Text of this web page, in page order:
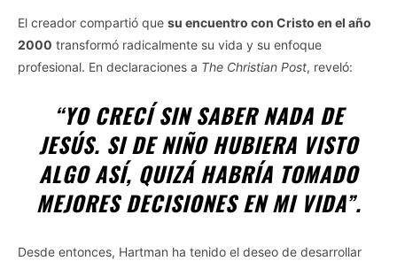
El creador compartió que su encuentro con Cristo en el año
2000 transformó radicalmente su vida y su enfoque
profesional. En declaraciones a The Christian Post, reveló:
“YO CRECÍ SIN SABER NADA DE
JESÚS. SI DE NIÑO HUBIERA VISTO
ALGO ASÍ, QUIZÁ HABRÍA TOMADO
MEJORES DECISIONES EN MI VIDA”.
Desde entonces, Hartman ha tenido el deseo de desarrollar